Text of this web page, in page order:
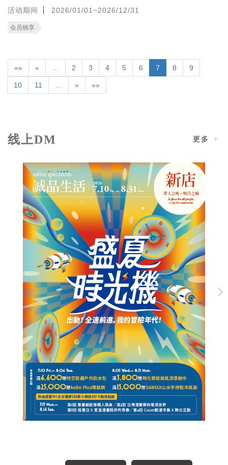
活动期间 2026/01/01~2026/12/31
会员独享
«« « 2 3 4 5 6 7 8 9
10 11 » »»
线上DM 更多